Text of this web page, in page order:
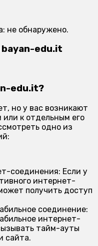
не обнаружено.
edu.it
edu.it?
но у вас возникают
к отдельным его
одно из
соединения: Если у
интернет-
получить доступ
соединение:
интернет-
тайм-ауты
сайта.